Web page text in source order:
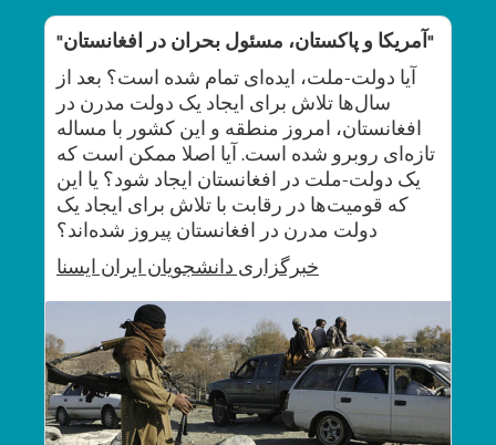
"آمریکا و پاکستان، مسئول بحران در افغانستان"
آیا دولت-ملت، ایده‌ای تمام شده است؟ بعد از
سال‌ها تلاش برای ایجاد یک دولت مدرن در
افغانستان، امروز منطقه و این کشور با مساله
تازه‌ای روبرو شده است. آیا اصلا ممکن است که
یک دولت-ملت در افغانستان ایجاد شود؟ یا این
که قومیت‌ها در رقابت با تلاش برای ایجاد یک
دولت مدرن در افغانستان پیروز شده‌اند؟
خبرگزاری دانشجویان ایران ایسنا